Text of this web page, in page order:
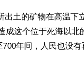
出土的矿物在高温下
成这个位于死海以北
年间，人民也没有